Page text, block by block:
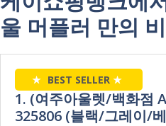
울 머플러 만의
★ BEST SELLER ★
1. (여주아울렛/백화점
325806 (블랙/그레이/